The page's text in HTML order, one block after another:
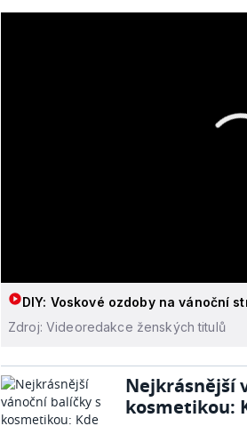
DIY: Voskové ozdoby na vánoční
Zdroj: Videoredakce ženských titulů
Nejkrásnější
kosmetikou: